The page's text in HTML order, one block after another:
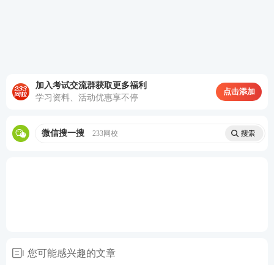
奏，合理分配答题时间，积累应试经验，提高解题速
真题，可在线免费刷题。
式，提高记忆效率。
加入考试交流群获取更多福利
学习资料、活动优惠享不停
点击添加
微信搜一搜 233网校
您可能感兴趣的文章